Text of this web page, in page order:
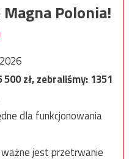
Polonia!
500zł, zebraliśmy:1351
dla funkcjonowania
jest przetrwanie